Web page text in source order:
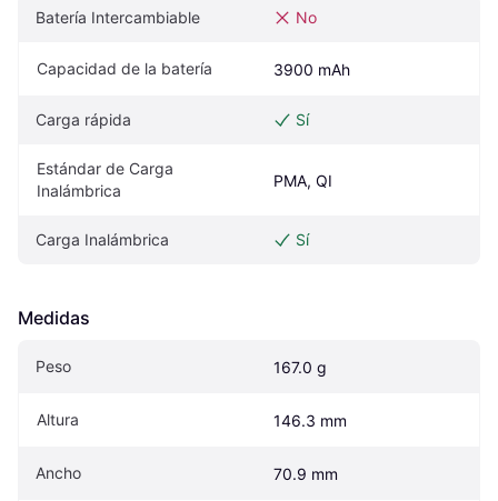
Batería Intercambiable No
Capacidad de la batería 3900 mAh
Carga rápida Sí
Estándar de Carga
Inalámbrica
PMA, QI
Carga Inalámbrica Sí
Medidas
Peso 167.0 g
Altura 146.3 mm
Ancho 70.9 mm